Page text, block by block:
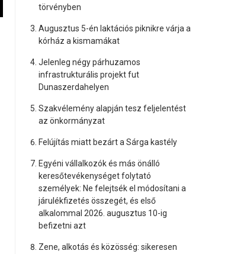
törvényben
Augusztus 5-én laktációs piknikre várja a
kórház a kismamákat
Jelenleg négy párhuzamos
infrastrukturális projekt fut
Dunaszerdahelyen
Szakvélemény alapján tesz feljelentést
az önkormányzat
Felújítás miatt bezárt a Sárga kastély
Egyéni vállalkozók és más önálló
keresőtevékenységet folytató
személyek: Ne felejtsék el módosítani a
járulékfizetés összegét, és első
alkalommal 2026. augusztus 10-ig
befizetni azt
Zene, alkotás és közösség: sikeresen